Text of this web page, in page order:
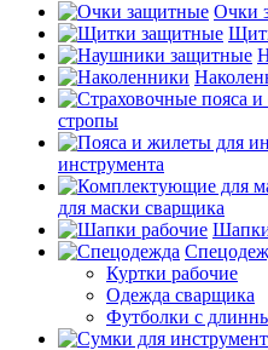
Очки
стропы
инструмента
для маски сварщика
Куртки рабочие
Одежда сварщика
Футболки с